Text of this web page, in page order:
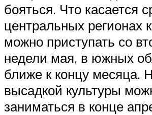
бояться. Что касается
центральных регионах
можно приступать со
недели мая, в южных
ближе к концу месяца.
высадкой культуры
заниматься в конце